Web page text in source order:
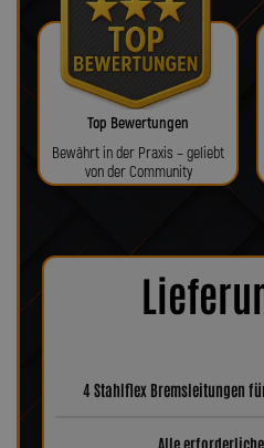
Top Bewertungen
Bewährt in der Praxis – geliebt
von der Community
4 Stahlflex Bremsleitungen
Alle